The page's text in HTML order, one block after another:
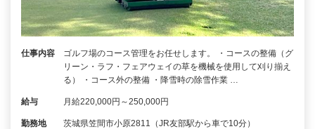
仕事内容
ゴルフ場のコース管理をお任せします。 ・コースの整備（グ
リーン・ラフ・フェアウェイの草を機械を使用して刈り揃え
る） ・コース外の整備 ・降雪時の除雪作業 …
給与 月給220,000円～250,000円
勤務地 茨城県笠間市小原2811（JR友部駅から車で10分）